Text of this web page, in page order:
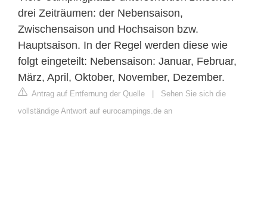
drei Zeiträumen: der Nebensaison,
Zwischensaison und Hochsaison bzw.
Hauptsaison. In der Regel werden diese wie
folgt eingeteilt: Nebensaison: Januar, Februar,
März, April, Oktober, November, Dezember.
Antrag auf Entfernung der Quelle | Sehen Sie sich die
vollständige Antwort auf eurocampings.de an